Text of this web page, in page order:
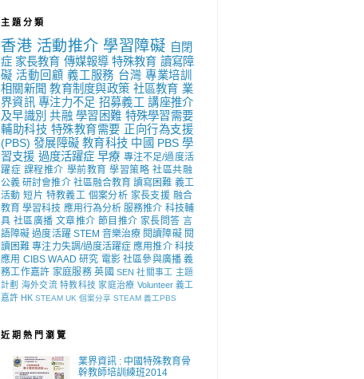
主 題 分 類
香港 活動推介 學習障礙 自閉
症 家長教育 傳媒報導 特殊教育 讀寫障
礙 活動回顧 義工服務 台灣 專業培訓
相關新聞 教育制度與政策 社區教育 業
界資訊 專注力不足 招募義工 講座推介
及早識別 共融 學習困難 特殊學習需要
輔助科技 特殊教育需要 正向行為支援
(PBS) 發展障礙 教育科技 中國 PBS 學
習支援 過度活躍症 早療 專注不足/過度活
躍症 課程推介 學前教育 學習策略 社區共融
公義 研討會推介 社區融合教育 讀寫困難 義工
活動 短片 特教義工 個案分析 家長支援 融合
教育 學習科技 應用行為分析 服務推介 科技輔
具 社區廣播 文章推介 節目推介 家長問答 言
語障礙 過度活躍 STEM 音樂治療 閱讀障礙 閱
讀困難 專注力失調/過度活躍症 應用推介 科技
應用 CIBS WAAD 研究 電影 社區參與廣播 義
務工作嘉許 家庭服務 英國 SEN 社關事工 主題
計劃 海外交流 特教科技 家庭治療 Volunteer 義工
嘉許 HK STEAM UK 個案分享 STEAM 義工PBS
近 期 熱 門 瀏 覽
業界資訊 : 中國特殊教育骨
幹教師培訓練班2014